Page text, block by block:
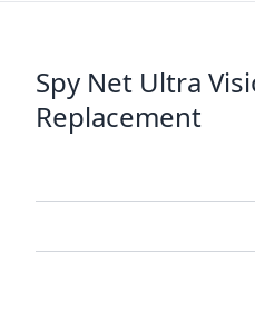
Spy Net Ultra
Replacement